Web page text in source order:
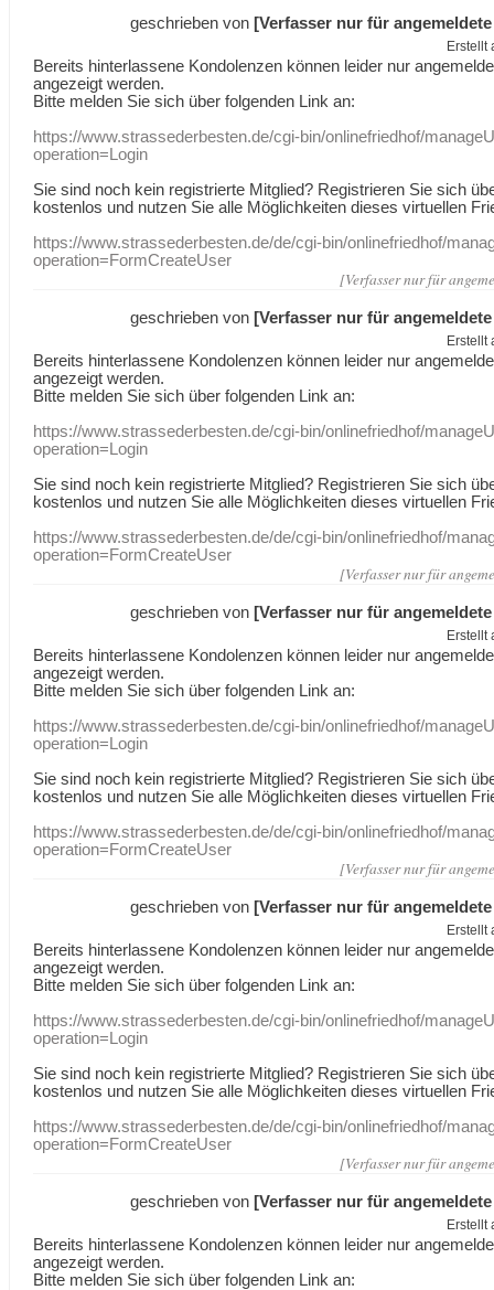
geschrieben von [Verfasser nur für
Erstellt
Bereits hinterlassene Kondolenzen können leider nur
angezeigt werden.
Bitte melden Sie sich über folgenden Link an:
https://www.strassederbesten.de/cgi-bin/onlinefriedhof/
operation=Login
Sie sind noch kein registrierte Mitglied? Registrieren Sie sich
kostenlos und nutzen Sie alle Möglichkeiten dieses virtuellen
https://www.strassederbesten.de/de/cgi-bin/onlinefriedhof/
operation=FormCreateUser
[Verfasser nur für
geschrieben von [Verfasser nur für
Erstellt
Bereits hinterlassene Kondolenzen können leider nur
angezeigt werden.
Bitte melden Sie sich über folgenden Link an:
https://www.strassederbesten.de/cgi-bin/onlinefriedhof/
operation=Login
Sie sind noch kein registrierte Mitglied? Registrieren Sie sich
kostenlos und nutzen Sie alle Möglichkeiten dieses virtuellen
https://www.strassederbesten.de/de/cgi-bin/onlinefriedhof/
operation=FormCreateUser
[Verfasser nur für
geschrieben von [Verfasser nur für
Erstellt
Bereits hinterlassene Kondolenzen können leider nur
angezeigt werden.
Bitte melden Sie sich über folgenden Link an:
https://www.strassederbesten.de/cgi-bin/onlinefriedhof/
operation=Login
Sie sind noch kein registrierte Mitglied? Registrieren Sie sich
kostenlos und nutzen Sie alle Möglichkeiten dieses virtuellen
https://www.strassederbesten.de/de/cgi-bin/onlinefriedhof/
operation=FormCreateUser
[Verfasser nur für
geschrieben von [Verfasser nur für
Erstellt
Bereits hinterlassene Kondolenzen können leider nur
angezeigt werden.
Bitte melden Sie sich über folgenden Link an:
https://www.strassederbesten.de/cgi-bin/onlinefriedhof/
operation=Login
Sie sind noch kein registrierte Mitglied? Registrieren Sie sich
kostenlos und nutzen Sie alle Möglichkeiten dieses virtuellen
https://www.strassederbesten.de/de/cgi-bin/onlinefriedhof/
operation=FormCreateUser
[Verfasser nur für
geschrieben von [Verfasser nur für
Erstellt
Bereits hinterlassene Kondolenzen können leider nur
angezeigt werden.
Bitte melden Sie sich über folgenden Link an: